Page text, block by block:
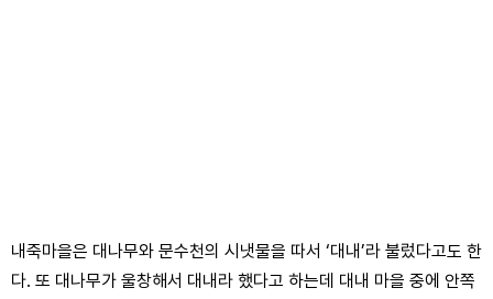
내죽마을은 대나무와 문수천의 시냇물을 따서 ‘대내’라 불렀다고도 한
다. 또 대나무가 울창해서 대내라 했다고 하는데 대내 마을 중에 안쪽